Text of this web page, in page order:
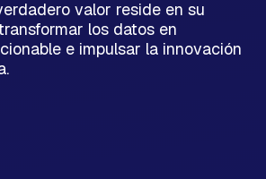
valor reside en su
los datos en
e impulsar la innovación